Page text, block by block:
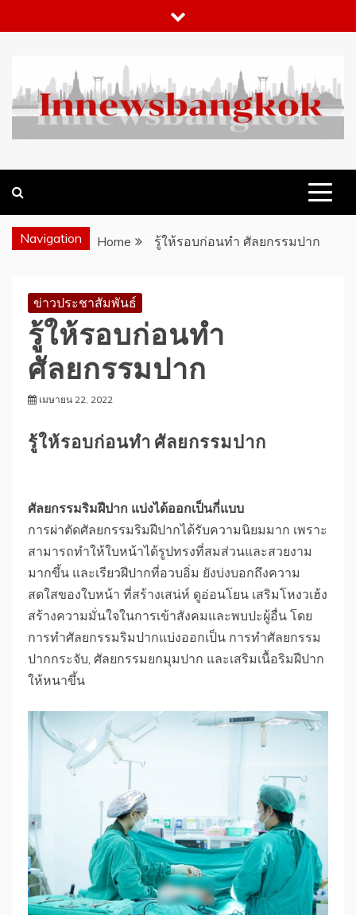
to
Navigation Home รู้ให้รอบก่อนทำ ศัลยกรรมปาก
ข่าวประชาสัมพันธ์
รู้ให้รอบก่อนทำ
ศัลยกรรมปาก
เมษายน 22, 2022
รู้ให้รอบก่อนทำ ศัลยกรรมปาก
ศัลยกรรมริมฝีปาก แบ่งได้ออกเป็นกี่แบบ
การผ่าตัดศัลยกรรมริมฝีปากได้รับความนิยมมาก เพราะ
สามารถทำให้ใบหน้าได้รูปทรงที่สมส่วนและสวยงาม
มากขึ้น และเรียวฝีปากที่อวบอิ่ม ยังบ่งบอกถึงความ
สดใสของใบหน้า ที่สร้างเสน่ห์ ดูอ่อนโยน เสริมโหงวเฮ้ง
สร้างความมั่นใจในการเข้าสังคมและพบปะผู้อื่น โดย
การทำศัลยกรรมริมปากแบ่งออกเป็น การทำศัลยกรรม
ปากกระจับ, ศัลยกรรมยกมุมปาก และเสริมเนื้อริมฝีปาก
ให้หนาขึ้น